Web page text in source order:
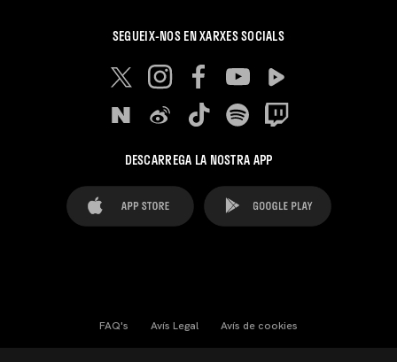
SEGUEIX-NOS EN XARXES SOCIALS
DESCARREGA LA NOSTRA APP
FAQ's Avís Legal Avís de cookies